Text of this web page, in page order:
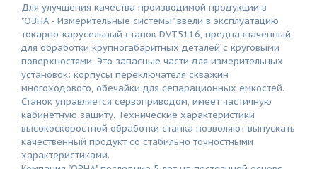
Для улучшения качества производимой продукции в
"ОЗНА - Измерительные системы" ввели в эксплуатацию
токарно-карусельный станок DVT5116, предназначенный
для обработки крупногабаритных деталей с круговыми
поверхностями. Это запасные части для измерительных
установок: корпусы переключателя скважин
многоходового, обечайки для сепарационных емкостей.
Станок управляется сервоприводом, имеет частичную
кабинетную защиту. Технические характеристики
высокоскоростной обработки станка позволяют выпускать
качественный продукт со стабильно точностными
характеристиками.